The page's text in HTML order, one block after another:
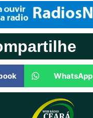
WhatsApp